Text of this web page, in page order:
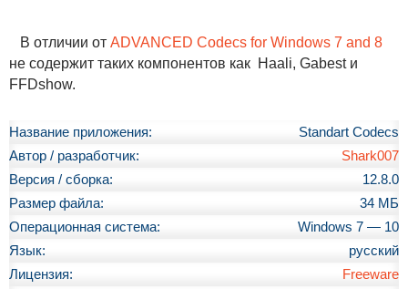
В отличии от ADVANCED Codecs for Windows 7 and 8
не содержит таких компонентов как Haali, Gabest и
FFDshow.
Название приложения:
Standart Codecs
Автор / разработчик:
Shark007
Версия / сборка:
12.8.0
Размер файла:
34 МБ
Операционная система:
Windows 7 — 10
Язык:
русский
Лицензия:
Freeware